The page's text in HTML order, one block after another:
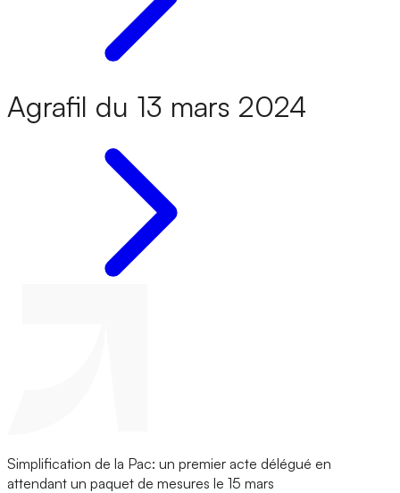
Agrafil du 13 mars 2024
Simplification de la Pac: un premier acte délégué en
attendant un paquet de mesures le 15 mars